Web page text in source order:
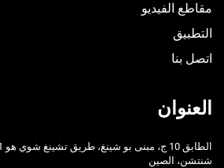
مقاطع الفيديو
التطبيق
اتصل بنا
العنوان
شنتشن، الصين